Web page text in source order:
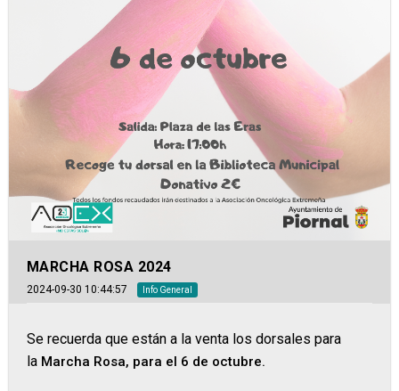
MARCHA ROSA 2024
2024-09-30 10:44:57 Info General
Se recuerda que están a la venta los dorsales para
la Marcha Rosa, para el 6 de octubre.